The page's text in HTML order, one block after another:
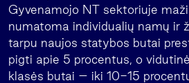
Gyvenamojo NT sektoriuje
numatoma individualių namų ir
tarpu naujos statybos butai
pigti apie 5 procentus, o
klasės butai – iki 10-15